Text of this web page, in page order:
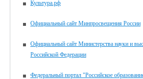
Культура.рф
Официальный сайт Минпросвещения России
Официальный сайт Министерства науки и
Российской Федерации
Федеральный портал "Российское